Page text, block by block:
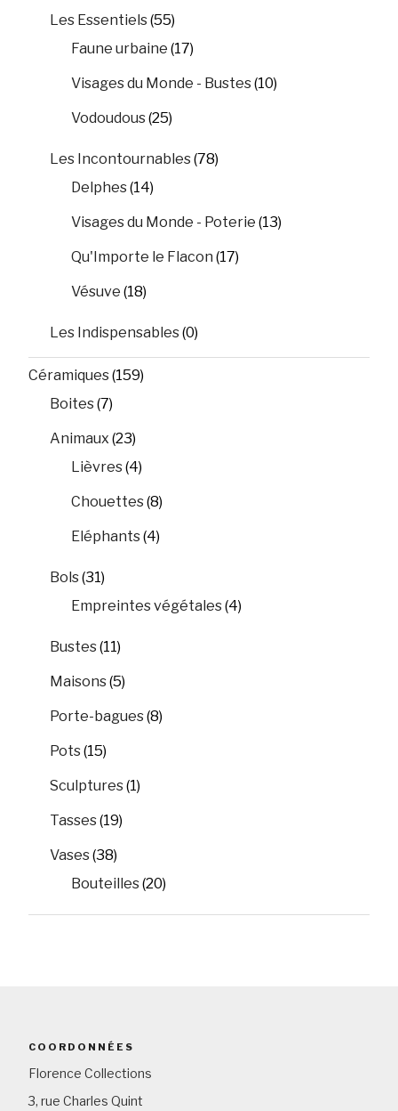
Les Essentiels(55)
Faune urbaine (17)
Visages du Monde - Bustes(10)
Vodoudous(25)
Les Incontournables(78)
Delphes(14)
Visages du Monde - Poterie (13)
Qu'Importe le Flacon (17)
Vésuve (18)
Les Indispensables(0)
Céramiques(159)
Boites(7)
Animaux (23)
Lièvres(4)
Chouettes(8)
Eléphants(4)
Bols(31)
Empreintes végétales(4)
Bustes(11)
Maisons(5)
Porte-bagues(8)
Pots(15)
Sculptures(1)
Tasses(19)
Vases(38)
Bouteilles(20)
COORDONNÉES
Florence Collections
3, rue Charles Quint